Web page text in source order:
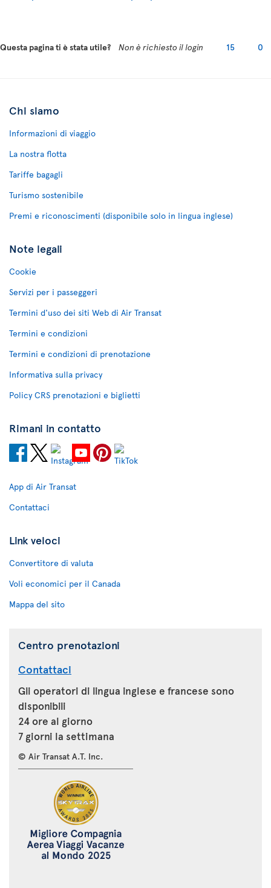
Questa pagina ti è stata utile? Non è richiesto il login 15 0
Chi siamo
Informazioni di viaggio
La nostra flotta
Tariffe bagagli
Turismo sostenibile
Premi e riconoscimenti (disponibile solo in lingua inglese)
Note legali
Cookie
Servizi per i passeggeri
Termini d'uso dei siti Web di Air Transat
Termini e condizioni
Termini e condizioni di prenotazione
Informativa sulla privacy
Policy CRS prenotazioni e biglietti
Rimani in contatto
App di Air Transat
Contattaci
Link veloci
Convertitore di valuta
Voli economici per il Canada
Mappa del sito
Centro prenotazioni
Contattaci
Gli operatori di lingua inglese e francese sono
disponibili
24 ore al giorno
7 giorni la settimana
© Air Transat A.T. Inc.